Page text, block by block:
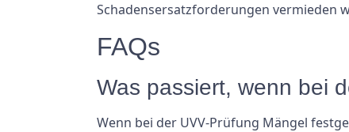
Schadensersatzforderungen vermieden
FAQs
Was passiert, wenn bei
Wenn bei der UVV-Prüfung Mängel